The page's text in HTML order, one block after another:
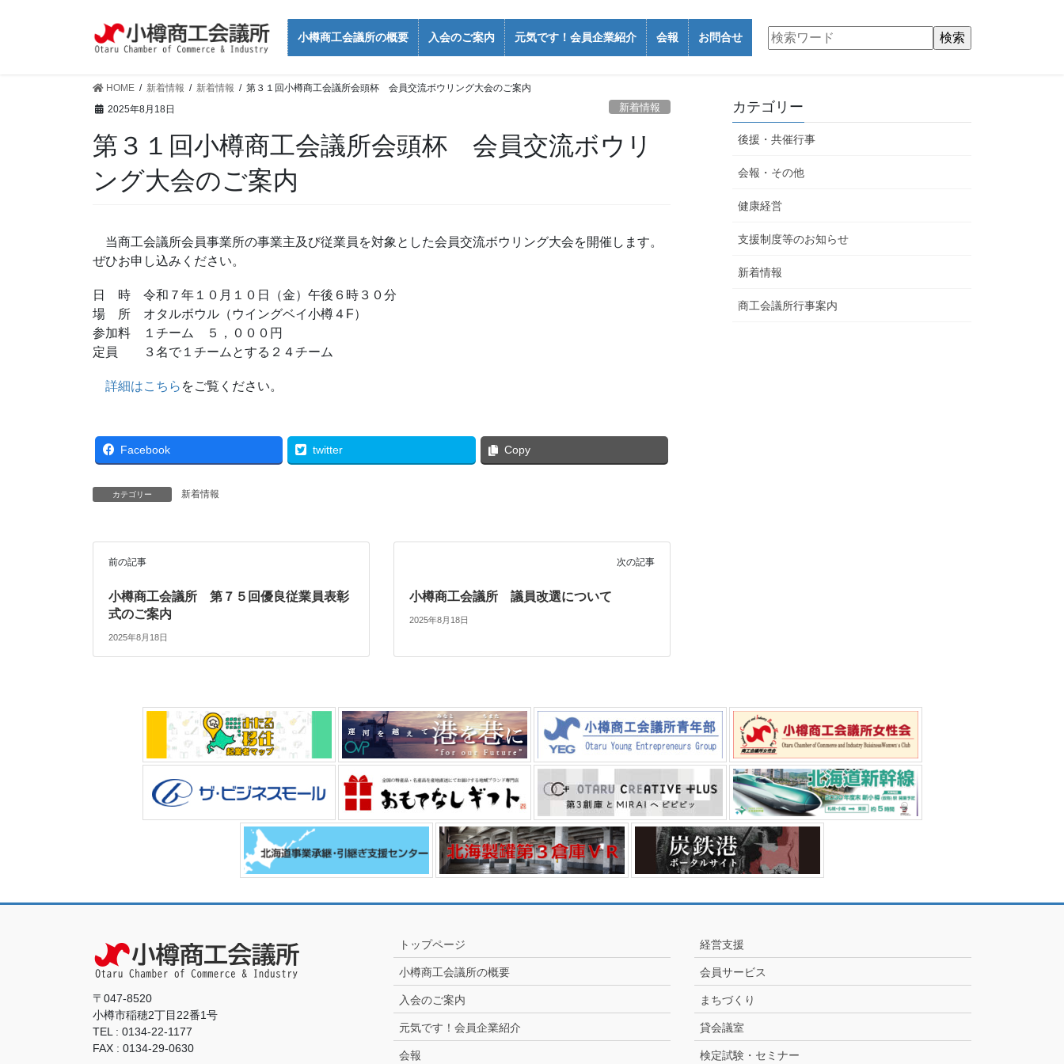
小樽商工会議所の概要 入会のご案内 元気です！会員企業紹介 会報 お問合せ
HOME 新着情報 新着情報
第３１回小樽商工会議所会頭杯 会員交流ボウリング大会のご案内
2025年8月18日
新着情報
第３１回小樽商工会議所会頭杯 会員交流ボウリ
ング大会のご案内
当商工会議所会員事業所の事業主及び従業員を対象とした会員交流ボウリング大会を開催します。
ぜひお申し込みください。
日 時 令和７年１０月１０日（金）午後６時３０分
場 所 オタルボウル（ウイングベイ小樽４F）
参加料 １チーム ５，０００円
定員 ３名で１チームとする２４チーム
詳細はこちら をご覧ください。
Facebook twitter Copy
カテゴリー 新着情報
前の記事
小樽商工会議所 第７５回優良従業員表彰
式のご案内
2025年8月18日
次の記事
小樽商工会議所 議員改選について
2025年8月18日
カテゴリー
後援・共催行事
会報・その他
健康経営
支援制度等のお知らせ
新着情報
商工会議所行事案内
〒047-8520
小樽市稲穂2丁目22番1号
TEL : 0134-22-1177
FAX : 0134-29-0630
トップページ
小樽商工会議所の概要
入会のご案内
元気です！会員企業紹介
会報
経営支援
会員サービス
まちづくり
貸会議室
検定試験・セミナー